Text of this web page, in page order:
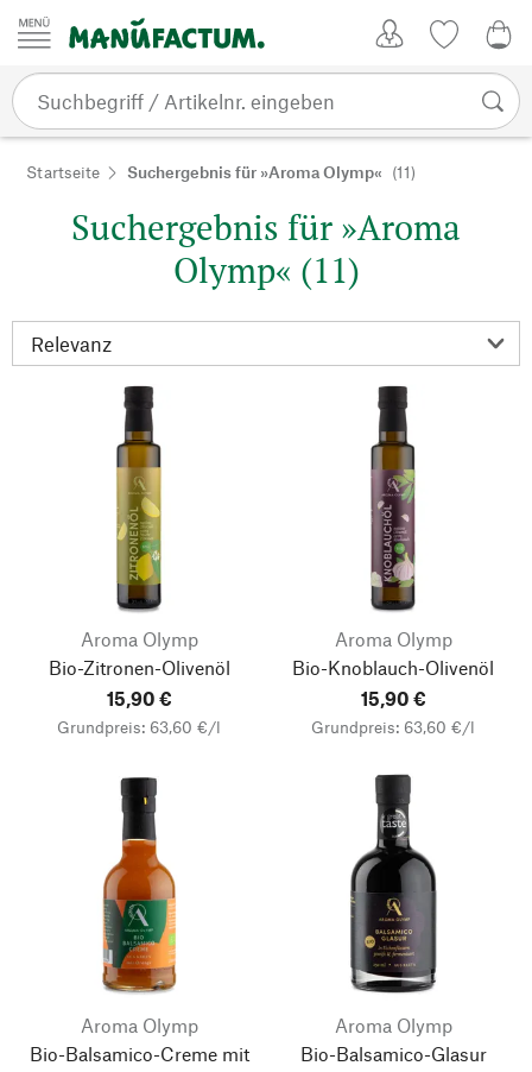
Zum Inhalt springen
Startseite Suchergebnis für »Aroma Olymp« (11)
Suchergebnis für »Aroma
Olymp« (11)
Aroma Olymp
Bio-Zitronen-Olivenöl
15,90 €
Grundpreis: 63,60 €/l
Aroma Olymp
Bio-Knoblauch-Olivenöl
15,90 €
Grundpreis: 63,60 €/l
Aroma Olymp
Bio-Balsamico-Creme mit
Aroma Olymp
Bio-Balsamico-Glasur